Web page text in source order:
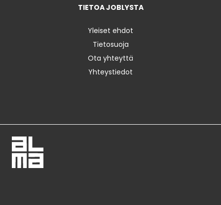
TIETOA JOBLYSTA
Yleiset ehdot
Tietosuoja
Ota yhteyttä
Yhteystiedot